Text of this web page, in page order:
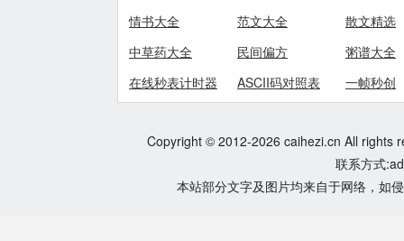
情书大全
范文大全
散文精选
中草药大全
民间偏方
粥谱大全
在线秒表计时器
ASCII码对照表 一帧秒创
Copyright © 2012-2026 caihezi.cn All rights
联系方式
本站部分文字及图片均来自于网络，如